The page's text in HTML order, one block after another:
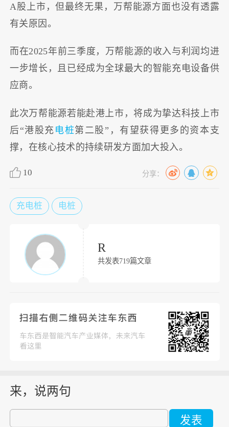
A股上市，但最终无果，万帮能源方面也没有透露
有关原因。
而在2025年前三季度，万帮能源的收入与利润均进
一步增长，且已经成为全球最大的智能充电设备供
应商。
此次万帮能源若能赴港上市，将成为挚达科技上市
后“港股充 电桩第二股”，有望获得更多的资本支
撑，在核心技术的持续研发方面加大投入。
10 分享：
充电桩 电桩
R
共发表719篇文章
来，说两句
发表